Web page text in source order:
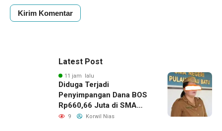
Latest Post
11 jam lalu
Diduga Terjadi
Penyimpangan Dana BOS
Rp660,66 Juta di SMA
Negeri 1 Pulau-Pulau
9 Korwil Nias